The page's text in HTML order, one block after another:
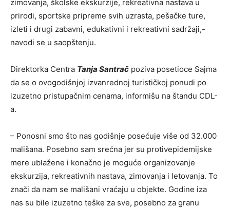
zimovanja, školske ekskurzije, rekreativna nastava u
prirodi, sportske pripreme svih uzrasta, pešačke ture,
izleti i drugi zabavni, edukativni i rekreativni sadržaji,-
navodi se u saopštenju.
Direktorka Centra Tanja Santrač poziva posetioce Sajma
da se o ovogodišnjoj izvanrednoj turističkoj ponudi po
izuzetno pristupačnim cenama, informišu na štandu CDL-
a.
– Ponosni smo što nas godišnje posećuje više od 32.000
mališana. Posebno sam srećna jer su protivepidemijske
mere ublažene i konačno je moguće organizovanje
ekskurzija, rekreativnih nastava, zimovanja i letovanja. To
znači da nam se mališani vraćaju u objekte. Godine iza
nas su bile izuzetno teške za sve, posebno za granu